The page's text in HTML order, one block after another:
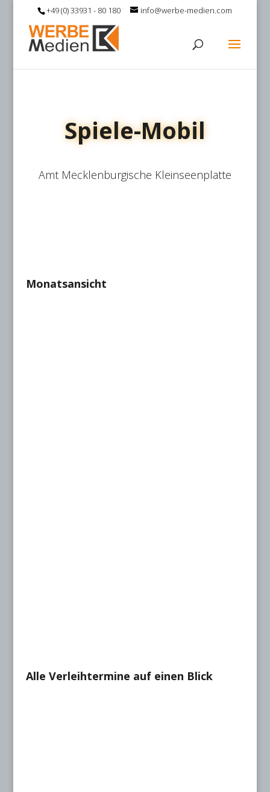
+49 (0) 33931 - 80 180 info@werbe-medien.com
Spiele-Mobil
Amt Mecklenburgische Kleinseenplatte
Monatsansicht
Alle Verleihtermine auf einen Blick